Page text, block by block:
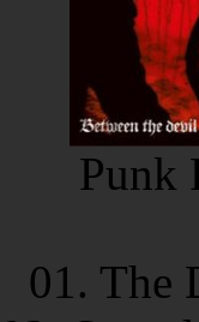
Punk
01. The